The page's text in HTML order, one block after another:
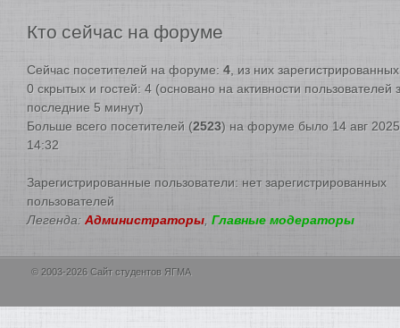
Кто сейчас на форуме
Сейчас посетителей на форуме: 4 , из них
0 скрытых и гостей: 4 (основано на активности пользователей
последние 5 минут)
Больше всего посетителей (2523) на форуме было 14 авг
14:32
Зарегистрированные пользователи: нет зарегистрированных
пользователей
Легенда: Администраторы Главные модераторы
© 2003-2026 Сайт студентов ЯГМА